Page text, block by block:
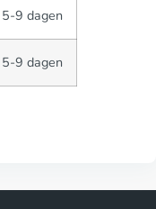
5-9 dagen
5-9 dagen